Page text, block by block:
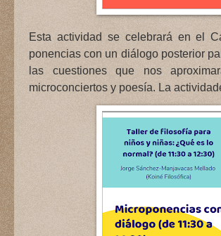
Esta actividad se celebrará en el
ponencias con un diálogo posterior
las cuestiones que nos
microconciertos y poesía. La